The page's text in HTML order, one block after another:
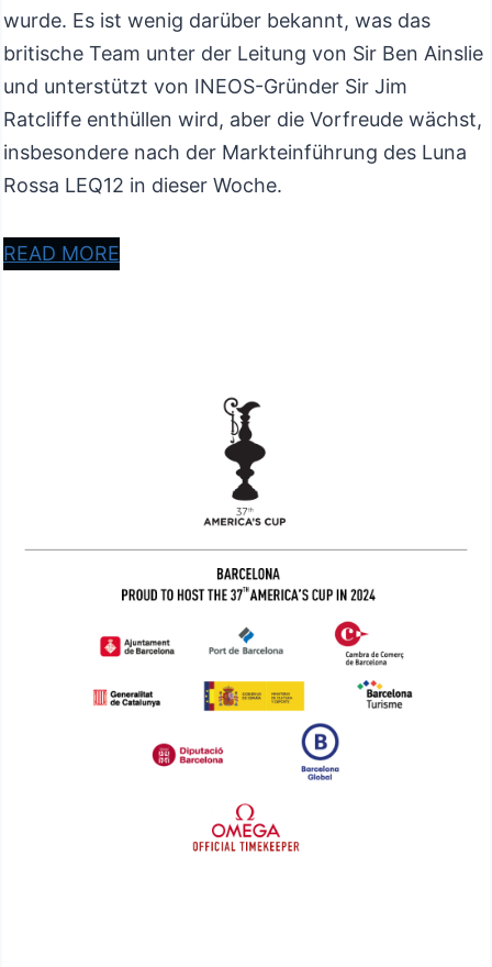
wurde. Es ist wenig darüber bekannt, was das
britische Team unter der Leitung von Sir Ben Ainslie
und unterstützt von INEOS-Gründer Sir Jim
Ratcliffe enthüllen wird, aber die Vorfreude wächst,
insbesondere nach der Markteinführung des Luna
Rossa LEQ12 in dieser Woche.
READ MORE